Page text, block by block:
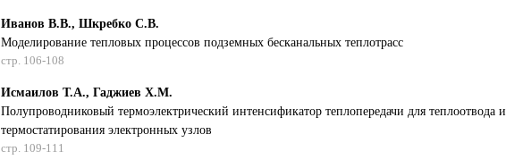
Иванов В.В., Шкребко С.В.
Моделирование тепловых процессов подземных бесканальных теплотрасс
стр. 106-108
Исмаилов Т.А., Гаджиев Х.М.
Полупроводниковый термоэлектрический интенсификатор теплопередачи для теплоотвода и
термостатирования электронных узлов
стр. 109-111